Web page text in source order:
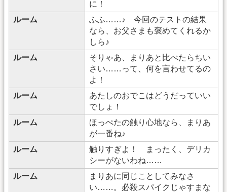
に！
ルーム
ふふ……♪ 今回のテストの結果
なら、お父さまも褒めてくれるか
しら♪
ルーム
そりゃあ、まりあと比べたらちい
さい……って、何を言わせてるの
よ！
ルーム
あたしのおでこはどうだっていい
でしょ！
ルーム
ほっぺたの触り心地なら、まりあ
が一番ね♪
ルーム
触りすぎよ！ まったく、デリカ
シーがないわね……
ルーム
まりあに同じことしてみなさ
い……。必殺スパイクじゃすまな